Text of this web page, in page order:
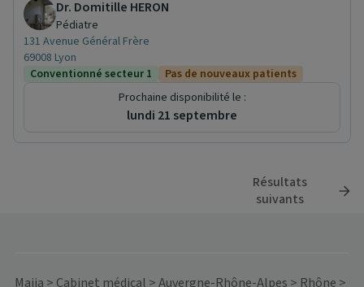
Dr. Domitille HERON
Pédiatre
131 Avenue Général Frère
69008 Lyon
Conventionné secteur 1
Pas de nouveaux patients
Prochaine disponibilité le :
lundi 21 septembre
Résultats
suivants
Maiia > Cabinet médical >Auvergne-Rhône-Alpes > Rhône >